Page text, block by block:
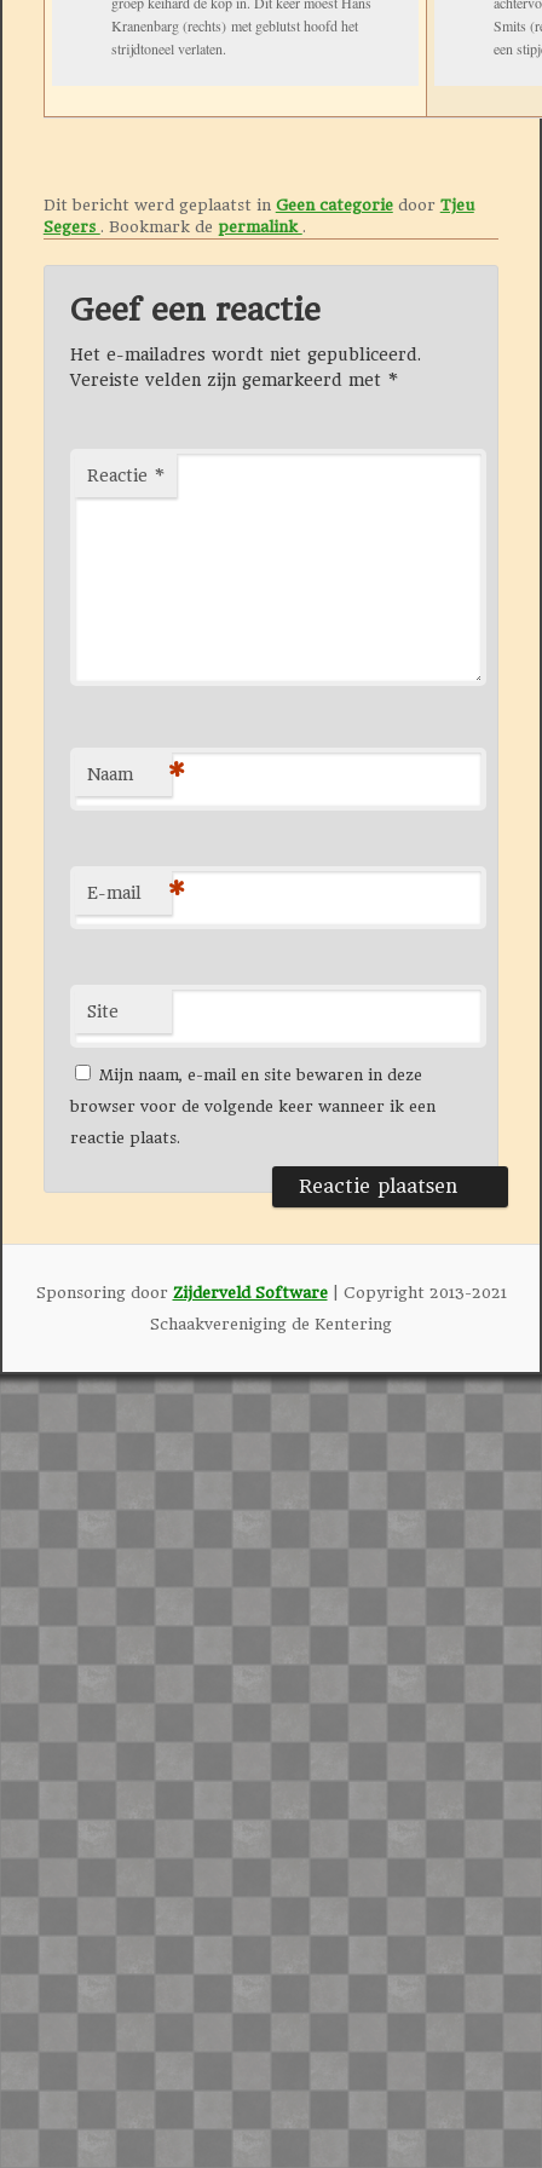
Kranenbarg (rechts) met geblutst hoofd het
strijdtoneel verlaten.
Smits
een
Dit bericht werd geplaatst in Geen categoriedoor Tjeu
Segers . Bookmark de permalink .
Geef een reactie
Het e-mailadres wordt niet gepubliceerd.
Vereiste velden zijn gemarkeerd met *
Reactie *
Naam *
E-mail *
Site
Mijn naam, e-mail en site bewaren in deze
browser voor de volgende keer wanneer ik een
reactie plaats.
Sponsoring door Zijderveld Software| Copyright 2013-2021
Schaakvereniging de Kentering